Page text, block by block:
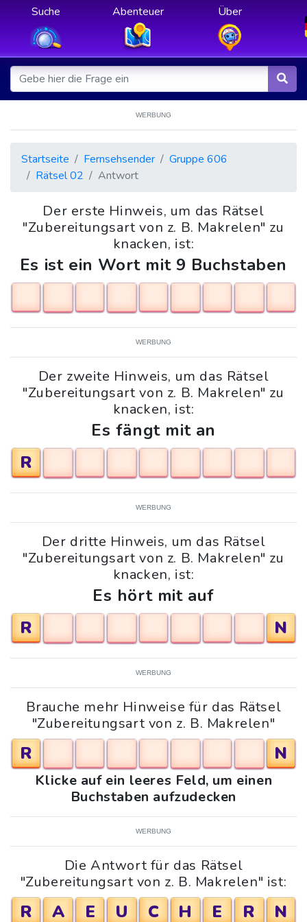
Suche Abenteuer Über
WERBUNG
Startseite Fernsehsender
Gruppe 606
Rätsel 02
Antwort
Der erste Hinweis, um das Rätsel
"Zubereitungsart von z. B. Makrelen" zu
knacken, ist:
Es ist ein Wort mit 9 Buchstaben
WERBUNG
Der zweite Hinweis, um das Rätsel
"Zubereitungsart von z. B. Makrelen" zu
knacken, ist:
Es fängt mit an
R
WERBUNG
Der dritte Hinweis, um das Rätsel
"Zubereitungsart von z. B. Makrelen" zu
knacken, ist:
Es hört mit auf
R
N
WERBUNG
Brauche mehr Hinweise für das Rätsel
"Zubereitungsart von z. B. Makrelen"
R N
Klicke auf ein leeres Feld, um einen
Buchstaben aufzudecken
WERBUNG
Die Antwort für das Rätsel
"Zubereitungsart von z. B. Makrelen" ist:
R A E U C H E R N